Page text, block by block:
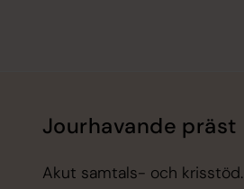
Jourhavande präst
Akut samtals- och krisstöd.